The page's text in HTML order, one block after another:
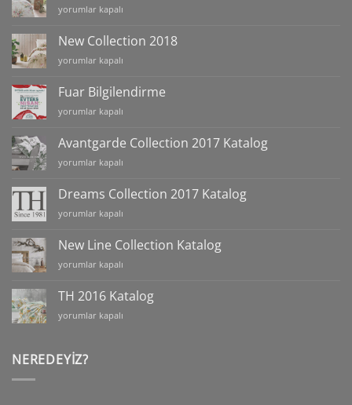
TivolyoHome
Collection
Katalog
için
yorumlar kapalı
New Collection 2018
New
2018
için
yorumlar kapalı
Fuar Bilgilendirme
Fuar
için
yorumlar kapalı
Avantgarde Collection 2017 Katalog
Avantgarde
2017
Katalog
için
yorumlar kapalı
Dreams Collection 2017 Katalog
Dreams
2017
Katalog
için
yorumlar kapalı
New Line Collection Katalog
New
Collection
Katalog
için
yorumlar kapalı
TH 2016 Katalog
TH
için
yorumlar kapalı
NEREDEYIZ?